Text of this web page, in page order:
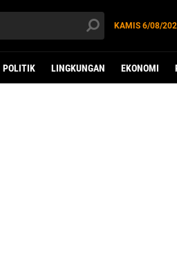
KAMIS 6/08/
POLITIK LINGKUNGAN EKONOMI